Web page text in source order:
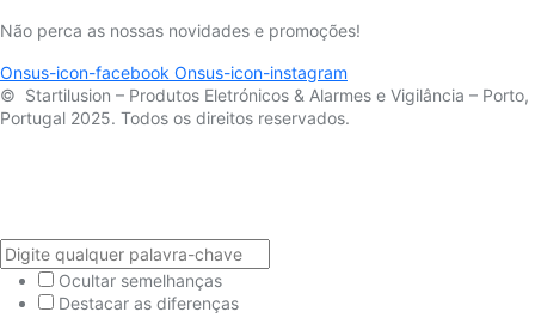
Não perca as nossas novidades e promoções!
Onsus-icon-facebook Onsus-icon-instagram
© Startilusion – Produtos Eletrónicos & Alarmes e Vigilância – Porto,
Portugal 2025. Todos os direitos reservados.
Ocultar semelhanças
Destacar as diferenças